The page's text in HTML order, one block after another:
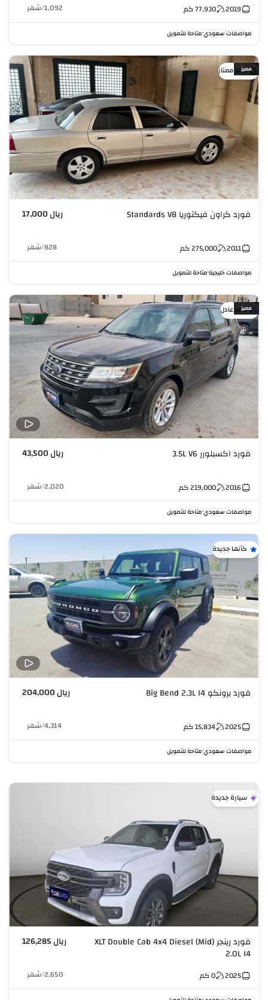
2019
77,930كم 1,092
/شهر
مواصفات سعودي•متاحة للتمويل
سعر ممتازمميز
فورد كراون فيكتوريا Standards V8 ريال 17,000
2011
275,000كم 828
/شهر
مواصفات خليجية•متاحة للتمويل
سعر عادلمميز
فورد اكسبلورر 3.5L V6 ريال 43,500
2016
219,000كم 2,020
/شهر
مواصفات سعودي•متاحة للتمويل
كأنها جديدة
فورد برونكو Big Bend 2.3L I4 ريال 204,000
2025
15,834كم 4,314
/شهر
مواصفات سعودي•متاحة للتمويل
سيارة جديدة
فورد رينجر XLT Double Cab 4x4 Diesel (Mid)
2.0L I4
ريال 126,285
2025
0كم 2,650
/شهر